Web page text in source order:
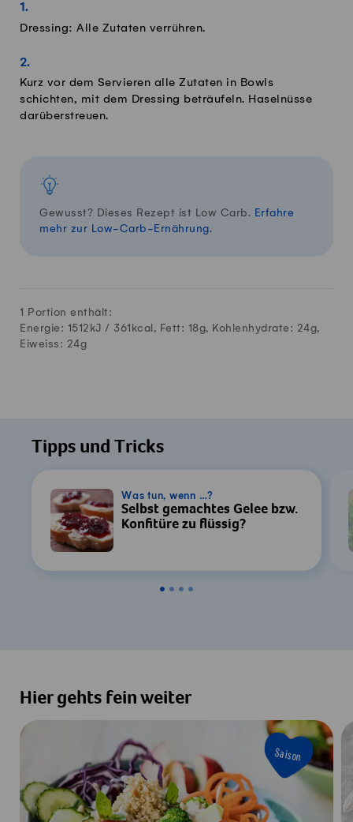
Dressing: Alle Zutaten verrühren.
Kurz vor dem Servieren alle Zutaten in Bowls
schichten, mit dem Dressing beträufeln. Haselnüsse
darüberstreuen.
Gewusst? Dieses Rezept ist Low Carb. Erfahre
mehr zur Low-Carb-Ernährung.
1 Portion enthält:
Energie: 1512kJ / 361 kcal, Fett: 18g, Kohlenhydrate: 24g,
Eiweiss: 24g
Tipps und Tricks
Was tun, wenn …?
Selbst gemachtes Gelee bzw.
Konfitüre zu flüssig?
Hier gehts fein weiter
Saison